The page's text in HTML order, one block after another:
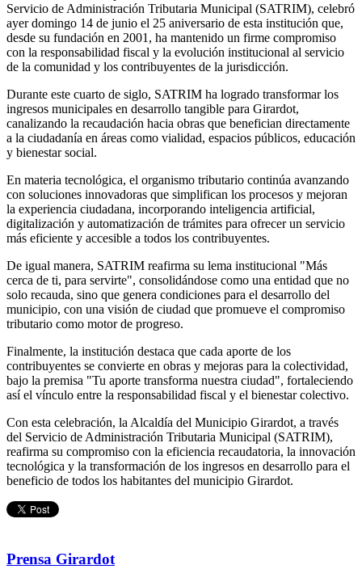
Servicio de Administración Tributaria Municipal (SATRIM), celebró
ayer domingo 14 de junio el 25 aniversario de esta institución que,
desde su fundación en 2001, ha mantenido un firme compromiso
con la responsabilidad fiscal y la evolución institucional al servicio
de la comunidad y los contribuyentes de la jurisdicción.
Durante este cuarto de siglo, SATRIM ha logrado transformar los
ingresos municipales en desarrollo tangible para Girardot,
canalizando la recaudación hacia obras que benefician directamente
a la ciudadanía en áreas como vialidad, espacios públicos, educación
y bienestar social.
En materia tecnológica, el organismo tributario continúa avanzando
con soluciones innovadoras que simplifican los procesos y mejoran
la experiencia ciudadana, incorporando inteligencia artificial,
digitalización y automatización de trámites para ofrecer un servicio
más eficiente y accesible a todos los contribuyentes.
De igual manera, SATRIM reafirma su lema institucional "Más
cerca de ti, para servirte", consolidándose como una entidad que no
solo recauda, sino que genera condiciones para el desarrollo del
municipio, con una visión de ciudad que promueve el compromiso
tributario como motor de progreso.
Finalmente, la institución destaca que cada aporte de los
contribuyentes se convierte en obras y mejoras para la colectividad,
bajo la premisa "Tu aporte transforma nuestra ciudad", fortaleciendo
así el vínculo entre la responsabilidad fiscal y el bienestar colectivo.
Con esta celebración, la Alcaldía del Municipio Girardot, a través
del Servicio de Administración Tributaria Municipal (SATRIM),
reafirma su compromiso con la eficiencia recaudatoria, la innovación
tecnológica y la transformación de los ingresos en desarrollo para el
beneficio de todos los habitantes del municipio Girardot.
Prensa Girardot